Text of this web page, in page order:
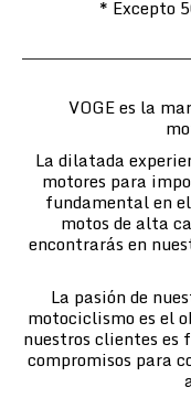
* Excepto
VOGE es la
La dilatada
motores para
fundamental en
motos de alta
encontrarás en
La pasión de
motociclismo es el
nuestros clientes es
compromisos para